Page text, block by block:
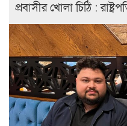
প্রবাসীর খোলা চিঠি :